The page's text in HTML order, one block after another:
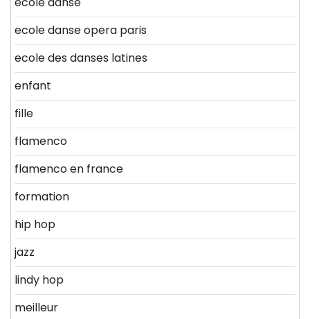
ecole danse opera paris
ecole des danses latines
enfant
fille
flamenco
flamenco en france
formation
hip hop
jazz
lindy hop
meilleur